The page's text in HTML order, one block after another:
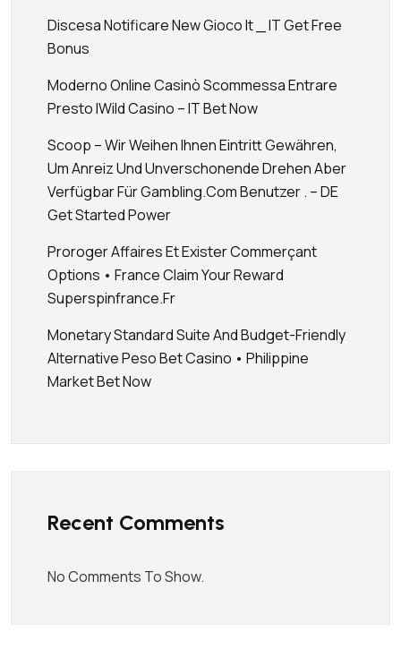
Discesa Notificare New Gioco It _ IT Get Free
Bonus
Moderno Online Casinò Scommessa Entrare
Presto IWild Casino – IT Bet Now
Scoop – Wir Weihen Ihnen Eintritt Gewähren,
Um Anreiz Und Unverschonende Drehen Aber
Verfügbar Für Gambling.Com Benutzer . – DE
Get Started Power
Proroger Affaires Et Exister Commerçant
Options • France Claim Your Reward
Superspinfrance.fr
Monetary Standard Suite And Budget-Friendly
Alternative Peso Bet Casino • Philippine
Market Bet Now
Recent Comments
No Comments To Show.